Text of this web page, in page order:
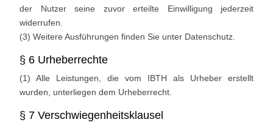
der Nutzer seine zuvor erteilte Einwilligung jederzeit
widerrufen.
(3) Weitere Ausführungen finden Sie unter Datenschutz.
§ 6 Urheberrechte
(1) Alle Leistungen, die vom IBTH als Urheber erstellt
wurden, unterliegen dem Urheberrecht.
§ 7 Verschwiegenheitsklausel